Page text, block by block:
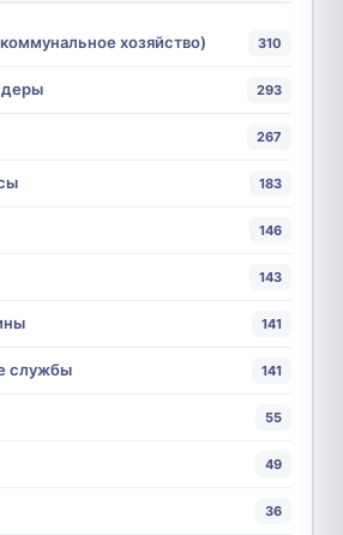
хозяйство) 310
293
267
183
146
143
141
службы 141
55
49
36